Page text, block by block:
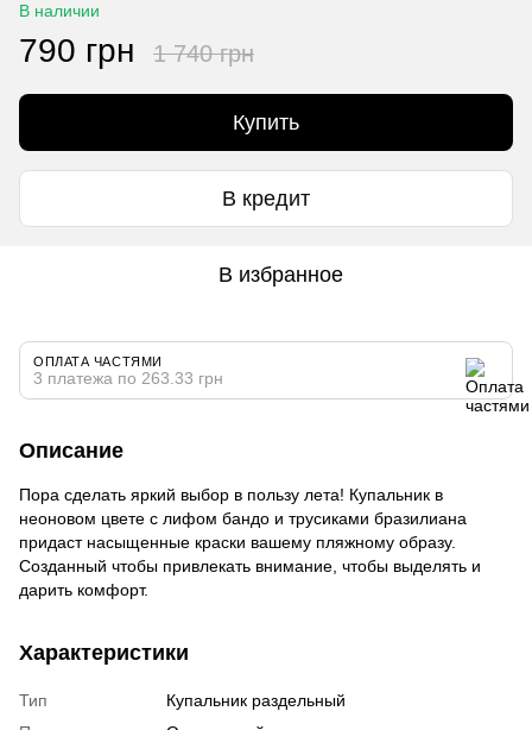
В наличии
790 грн 1 740 грн
Купить
В кредит
В избранное
ОПЛАТА ЧАСТЯМИ
3 платежа по 263.33 грн
Описание
Пора сделать яркий выбор в пользу лета! Купальник в
неоновом цвете с лифом бандо и трусиками бразилиана
придаст насыщенные краски вашему пляжному образу.
Созданный чтобы привлекать внимание, чтобы выделять и
дарить комфорт.
Характеристики
Тип
Купальник раздельный